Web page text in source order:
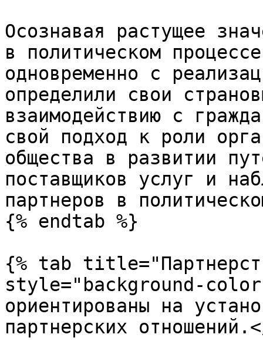
Осознавая растущее
в политическом
одновременно с
определили свои
взаимодействию с
свой подход к роли
общества в развитии
поставщиков услуг и
партнеров в
{% endtab %}
{% tab
style="background-
ориентированы на
партнерских